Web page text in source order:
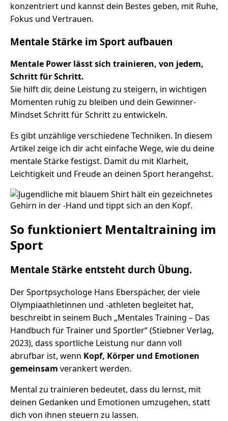
konzentriert und kannst dein Bestes geben, mit Ruhe,
Fokus und Vertrauen.
Mentale Stärke im Sport aufbauen
Mentale Power lässt sich trainieren, von jedem,
Schritt für Schritt.
Sie hilft dir, deine Leistung zu steigern, in wichtigen
Momenten ruhig zu bleiben und dein Gewinner-
Mindset Schritt für Schritt zu entwickeln.
Es gibt unzählige verschiedene Techniken. In diesem
Artikel zeige ich dir acht einfache Wege, wie du deine
mentale Stärke festigst. Damit du mit Klarheit,
Leichtigkeit und Freude an deinen Sport herangehst.
So funktioniert Mentaltraining im
Sport
Mentale Stärke entsteht durch Übung.
Der Sportpsychologe Hans Eberspächer, der viele
Olympiaathletinnen und -athleten begleitet hat,
beschreibt in seinem Buch „Mentales Training – Das
Handbuch für Trainer und Sportler“ (Stiebner Verlag,
2023), dass sportliche Leistung nur dann voll
abrufbar ist, wenn Kopf, Körper und Emotionen
gemeinsam verankert werden.
Mental zu trainieren bedeutet, dass du lernst, mit
deinen Gedanken und Emotionen umzugehen, statt
dich von ihnen steuern zu lassen.